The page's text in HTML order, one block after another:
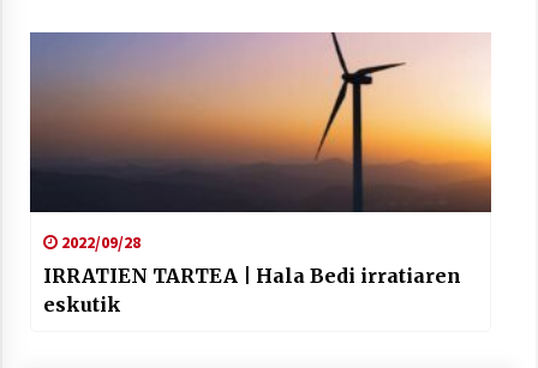
2022/09/28
IRRATIEN TARTEA | Hala Bedi irratiaren
eskutik